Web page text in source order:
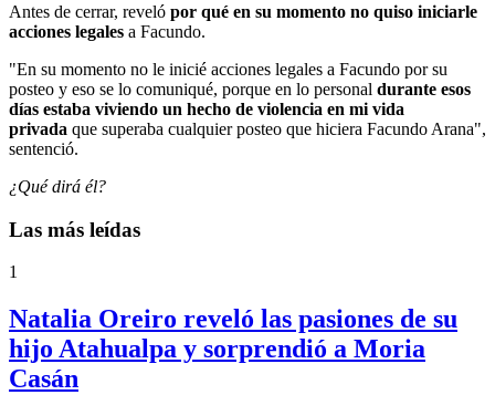
Antes de cerrar, reveló por qué en su momento no quiso iniciarle
acciones legales a Facundo.
"En su momento no le inicié acciones legales a Facundo por su
posteo y eso se lo comuniqué, porque en lo personal durante esos
días estaba viviendo un hecho de violencia en mi vida
privada que superaba cualquier posteo que hiciera Facundo Arana",
sentenció.
¿Qué dirá él?
Las más leídas
1
Natalia Oreiro reveló las pasiones de su
hijo Atahualpa y sorprendió a Moria
Casán